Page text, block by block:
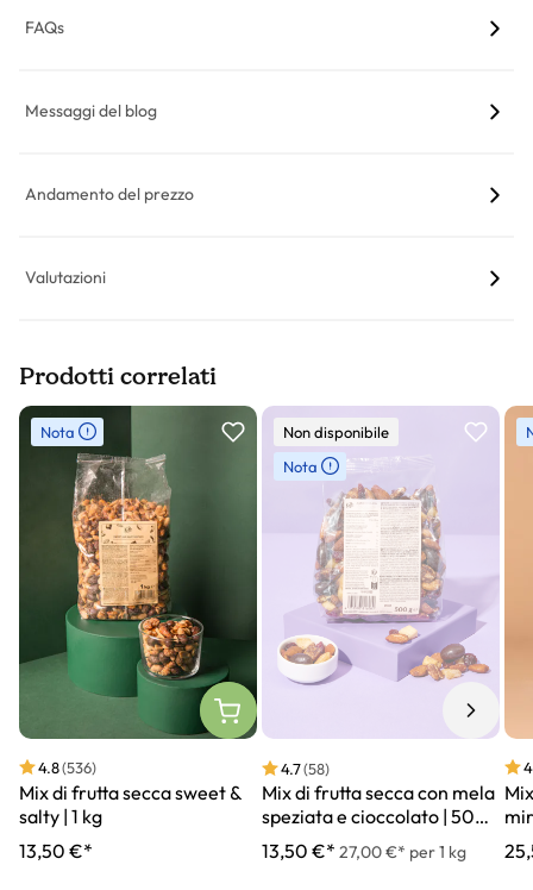
FAQs
Messaggi del blog
Andamento del prezzo
Valutazioni
Prodotti correlati
Slider prodotto
Nota
4.8(536)
Mix di frutta secca sweet &
salty | 1 kg
13,50 €*
Non disponibile
Nota
4.7(58)
Mix di frutta secca con mela
speziata e cioccolato | 500
g
13,50 €* 27,00 €* per 1 kg